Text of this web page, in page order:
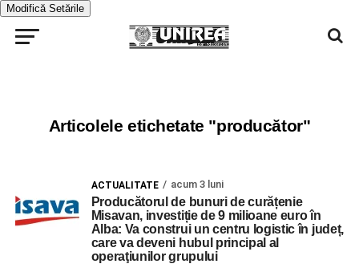
Modifică Setările
Articolele etichetate "producător"
ACTUALITATE acum 3 luni
Producătorul de bunuri de curățenie
Misavan, investiție de 9 milioane euro în
Alba: Va construi un centru logistic în județ,
care va deveni hubul principal al
operaţiunilor grupului